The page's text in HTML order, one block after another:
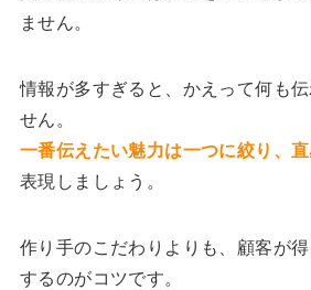
ません。
情報が多すぎると、かえって何も
せん。
一番伝えたい魅力は一つに絞り、
表現しましょう。
作り手のこだわりよりも、顧客が
するのがコツです。